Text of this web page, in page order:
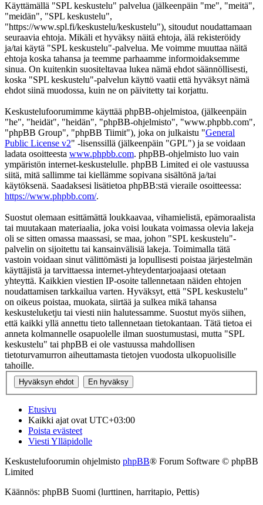
Käyttämällä "SPL keskustelu" palvelua (jälkeenpäin "me", "meitä",
"meidän", "SPL keskustelu",
"https://www.spl.fi/keskustelu/keskustelu"), sitoudut noudattamaan
seuraavia ehtoja. Mikäli et hyväksy näitä ehtoja, älä rekisteröidy
ja/tai käytä "SPL keskustelu"-palvelua. Me voimme muuttaa näitä
ehtoja koska tahansa ja teemme parhaamme informoidaksemme
sinua. On kuitenkin suositeltavaa lukea nämä ehdot säännöllisesti,
koska "SPL keskustelu"-palvelun käyttö vaatii että hyväksyt nämä
ehdot siinä muodossa, kuin ne on päivitetty tai korjattu.
Keskustelufoorumimme käyttää phpBB-ohjelmistoa, (jälkeenpäin
"he", "heidät", "heidän", "phpBB-ohjelmisto", "www.phpbb.com",
"phpBB Group", "phpBB Tiimit"), joka on julkaistu "General
Public License v2" -lisenssillä (jälkeenpäin "GPL") ja se voidaan
ladata osoitteesta www.phpbb.com. phpBB-ohjelmisto luo vain
ympäristön internet-keskustelulle. phpBB Limited ei ole vastuussa
siitä, mitä sallimme tai kiellämme sopivana sisältönä ja/tai
käytöksenä. Saadaksesi lisätietoa phpBB:stä vieraile osoitteessa:
https://www.phpbb.com/.
Suostut olemaan esittämättä loukkaavaa, vihamielistä, epämoraalista
tai muutakaan materiaalia, joka voisi loukata voimassa olevia lakeja
oli se sitten omassa maassasi, se maa, johon "SPL keskustelu"-
palvelin on sijoitettu tai kansainvälisiä lakeja. Toimimalla tätä
vastoin voidaan sinut välittömästi ja lopullisesti poistaa järjestelmän
käyttäjistä ja tarvittaessa internet-yhteydentarjoajaasi otetaan
yhteyttä. Kaikkien viestien IP-osoite tallennetaan näiden ehtojen
noudattamisen tarkkailua varten. Hyväksyt, että "SPL keskustelu"
on oikeus poistaa, muokata, siirtää ja sulkea mikä tahansa
keskusteluketju tai viesti niin halutessamme. Suostut myös siihen,
että kaikki yllä annettu tieto tallennetaan tietokantaan. Tätä tietoa ei
anneta kolmannelle osapuolelle ilman suostumustasi, mutta "SPL
keskustelu" tai phpBB ei ole vastuussa mahdollisen
tietoturvamurron aiheuttamasta tietojen vuodosta ulkopuolisille
tahoille.
Etusivu
Kaikki ajat ovat UTC+03:00
Poista evästeet
Viesti Ylläpidolle
Keskustelufoorumin ohjelmisto phpBB® Forum Software © phpBB
Limited
Käännös: phpBB Suomi (lurttinen, harritapio, Pettis)